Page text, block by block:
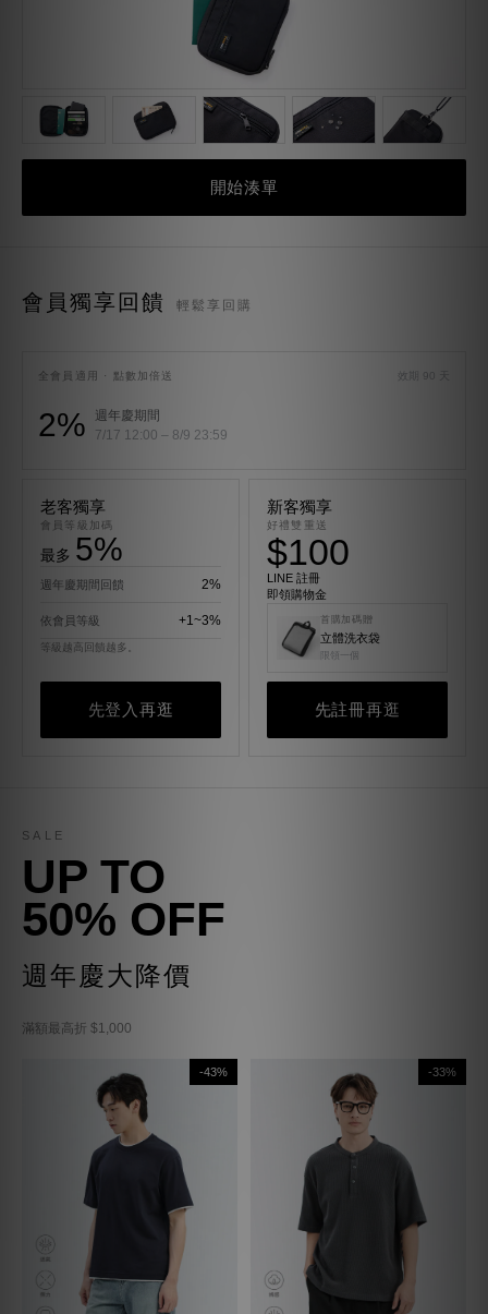
開始湊單
會員獨享回饋 輕鬆享回購
全會員適用 · 點數加倍送 效期 90 天
2%
週年慶期間
7/17 12:00 – 8/9 23:59
老客獨享
會員等級加碼
最多 5%
週年慶期間回饋 2%
依會員等級 +1~3%
等級越高回饋越多。
先登入再逛
新客獨享
好禮雙重送
$100
LINE 註冊
即領購物金
首購加碼贈
立體洗衣袋
限領一個
先註冊再逛
SALE
UP TO
50% OFF
週年慶大降價
滿額最高折 $1,000
-43% -33%